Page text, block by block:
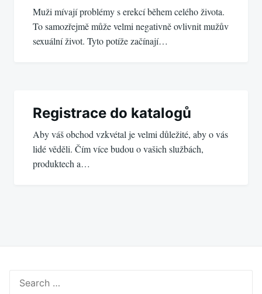
Muži mívají problémy s erekcí během celého života.
To samozřejmě může velmi negativně ovlivnit mužův
sexuální život. Tyto potíže začínají…
Registrace do katalogů
Aby váš obchod vzkvétal je velmi důležité, aby o vás
lidé věděli. Čím více budou o vašich službách,
produktech a…
for: